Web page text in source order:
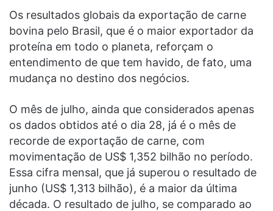
Os resultados globais da exportação de carne
bovina pelo Brasil, que é o maior exportador da
proteína em todo o planeta, reforçam o
entendimento de que tem havido, de fato, uma
mudança no destino dos negócios.
O mês de julho, ainda que considerados apenas
os dados obtidos até o dia 28, já é o mês de
recorde de exportação de carne, com
movimentação de US$ 1,352 bilhão no período.
Essa cifra mensal, que já superou o resultado de
junho (US$ 1,313 bilhão), é a maior da última
década. O resultado de julho, se comparado ao